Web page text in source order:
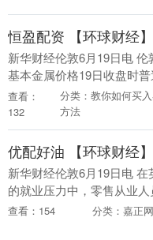
为离职设定....
新华财经伦敦6月19日电
基本金属价格19日收盘时
月期铜收于每吨13587.00美
易日的收盘价每吨下跌68.00
查看：
132
分类：教你如何买
方法
新华财经伦敦6月19日电 在
的就业压力中，零售从业
最为深切。 英国国家统计局
查看：154 分类：嘉正网